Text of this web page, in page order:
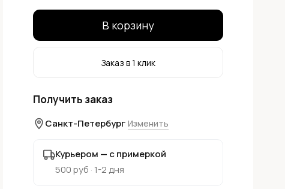
В корзину
Заказ в 1 клик
Получить заказ
Санкт-Петербург Изменить
Курьером — с примеркой
500 руб · 1-2 дня